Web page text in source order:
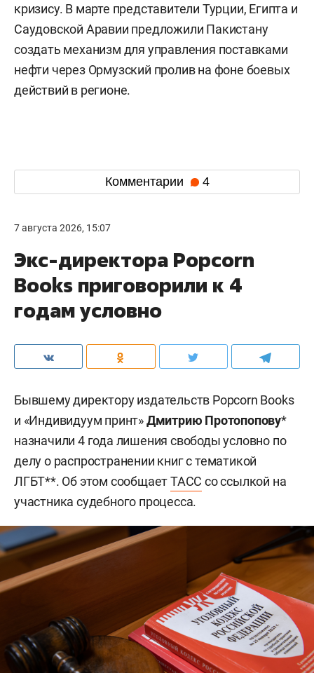
кризису. В марте представители Турции, Египта и
Саудовской Аравии предложили Пакистану
создать механизм для управления поставками
нефти через Ормузский пролив на фоне боевых
действий в регионе.
Комментарии 4
7 августа 2026, 15:07
Экс-директора Popcorn
Books приговорили к 4
годам условно
Бывшему директору издательств Popcorn Books
и «Индивидуум принт»Дмитрию Протопопову*
назначили 4 года лишения свободы условно по
делу о распространении книг с тематикой
ЛГБТ**. Об этом сообщаетТАСС со ссылкой на
участника судебного процесса.